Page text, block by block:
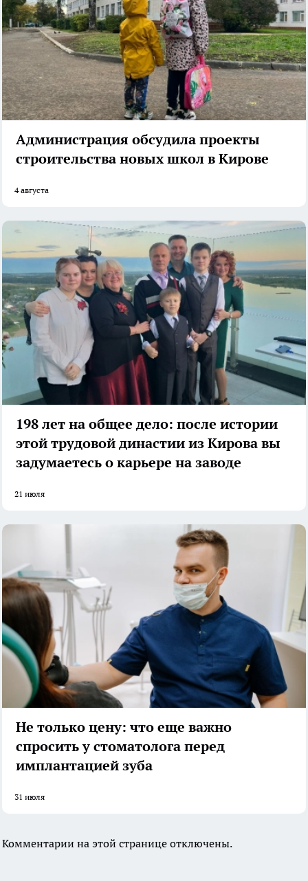
Администрация обсудила проекты
строительства новых школ в Кирове
4 августа
198 лет на общее дело: после истории
этой трудовой династии из Кирова вы
задумаетесь о карьере на заводе
21 июля
Не только цену: что еще важно
спросить у стоматолога перед
имплантацией зуба
31 июля
Комментарии на этой странице отключены.